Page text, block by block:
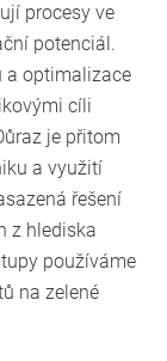
procesy ve
potenciál.
a optimalizace
cíli
je přitom
a využití
řešení
z hlediska
používáme
na zelené